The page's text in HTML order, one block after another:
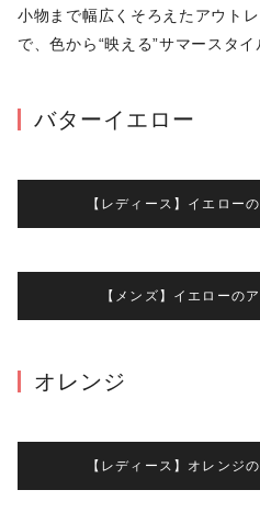
小物まで幅広くそろえたアウト
で、色から“映える”サマースタイ
バターイエロー
【レディース】イエロー
【メンズ】イエローの
オレンジ
【レディース】オレンジ